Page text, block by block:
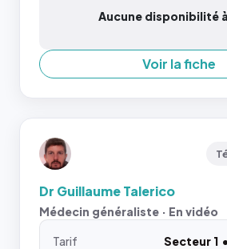
Aucune disponibilité
Voir la fiche
Dr Guillaume Talerico
Médecin généraliste · En vidéo
Tarif Secteur 1